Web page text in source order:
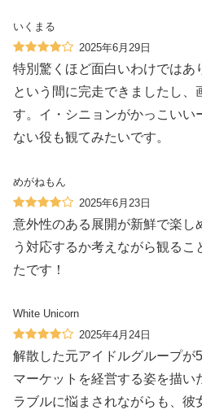
いくまる
2025年6月29日
特別驚くほど面白いわけではあ
という間に完走できましたし
す。イ・シニョンがかっこいい
ない役も観てみたいです。
めがねもん
2025年6月23日
意外性のある展開が新鮮で楽し
う対応するか考えながら観るこ
たです！
White Unicorn
2025年4月24日
解散した元アイドルグループが
マーケットを経営する姿を描い
ラブルに悩まされながらも、彼